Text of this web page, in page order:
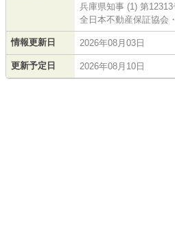
兵庫県知事 (1) 第12313
全日本不動産保証協会
情報更新日 2026年08月03日
更新予定日 2026年08月10日